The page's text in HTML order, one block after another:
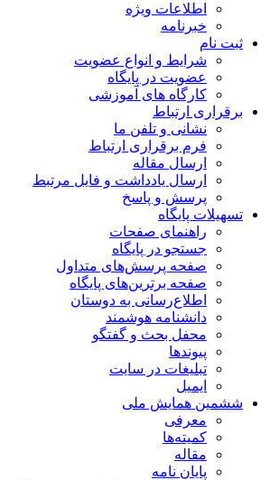
اطلاعات ویژه
خبرنامه
ثبت نام
شرایط و انواع عضویت
عضویت در پایگاه
کارگاه های آموزشی
برقراری ارتباط
نشانی و تلفن ما
فرم برقراری ارتباط
ارسال مقاله
ارسال یادداشت و فایل مرتبط
پرسش و پاسخ
تسهیلات پایگاه
راهنمای صفحات
جستجو در پایگاه
صفحه پرسش‌های متداول
صفحه برترین‌های پایگاه
اطلاع‌رسانی به دوستان
دانشنامه هوشمند
محفل بحث و گفتگو
پیوندها
تبلیغات در سایت
ایمیل
ششمین همایش ملی
معرفی
کمیته‌ها
مقاله
پایان نامه